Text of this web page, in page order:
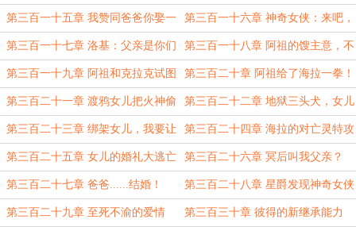
美女到访！ 林匹斯神不过如此！
第三百一十五章 我赞同爸爸你娶一
个寡妇
第三百一十六章 神奇女侠：来吧，
彼得，和我打一架
第三百一十七章 洛基：父亲是你们
之后的——新神！
第三百一十八章 阿祖的馊主意，不
听话认个教女就好了
第三百一十九章 阿祖和克拉克试图
举起王冠
第三百二十章 阿祖给了海拉一拳！
第三百二十一章 渡鸦女儿把火神偷
了
第三百二十二章 地狱三头犬，女儿
危！
第三百二十三章 绑架女儿，我要让
你求死不能！
第三百二十四章 海拉的对亡灵特攻
第三百二十五章 女儿的婚礼大逃亡 第三百二十六章 冥后叫我父亲？
第三百二十七章 爸爸......结婚！ 第三百二十八章 星爵发现神奇女侠
和父亲的秘密
第三百二十九章 至死不渝的爱情 第三百三十章 彼得的新继承能力